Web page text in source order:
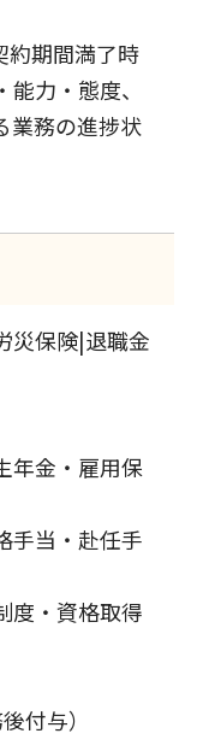
約期間満了時
力・態度、
業務の進捗状
災保険|退職金
金・雇用保
当・赴任手
度・資格取得
付与）